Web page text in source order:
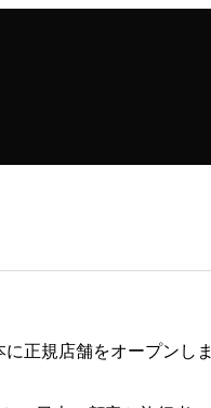
に正規店舗をオープンし